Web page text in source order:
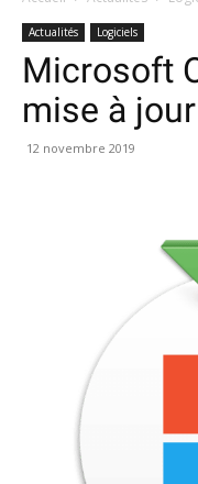
Actualités Logiciels
Microsoft
mise à
12 novembre 2019